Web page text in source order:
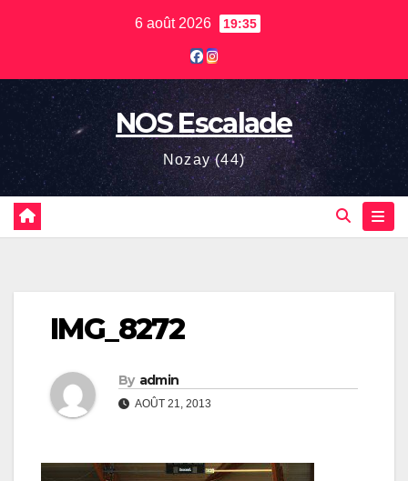
6 août 2026 19:35
NOS Escalade
Nozay (44)
IMG_8272
By admin
AOÛT 21, 2013